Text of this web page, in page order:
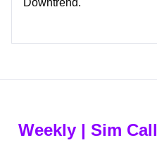
Downtrend.
Weekly | Sim Call